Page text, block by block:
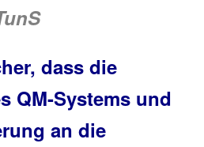
dass die
QM-Systems und
an die